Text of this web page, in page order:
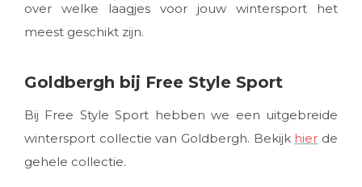
over welke laagjes voor jouw wintersport het
meest geschikt zijn.
Goldbergh bij Free Style Sport
Bij Free Style Sport hebben we een uitgebreide
wintersport collectie van Goldbergh. Bekijk hier de
gehele collectie.